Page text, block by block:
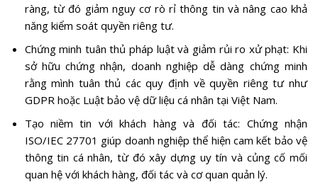
ràng, từ đó giảm nguy cơ rò rỉ thông tin và nâng cao khả
năng kiểm soát quyền riêng tư.
Chứng minh tuân thủ pháp luật và giảm rủi ro xử phạt: Khi
sở hữu chứng nhận, doanh nghiệp dễ dàng chứng minh
rằng mình tuân thủ các quy định về quyền riêng tư như
GDPR hoặc Luật bảo vệ dữ liệu cá nhân tại Việt Nam.
Tạo niềm tin với khách hàng và đối tác: Chứng nhận
ISO/IEC 27701 giúp doanh nghiệp thể hiện cam kết bảo vệ
thông tin cá nhân, từ đó xây dựng uy tín và củng cố mối
quan hệ với khách hàng, đối tác và cơ quan quản lý.